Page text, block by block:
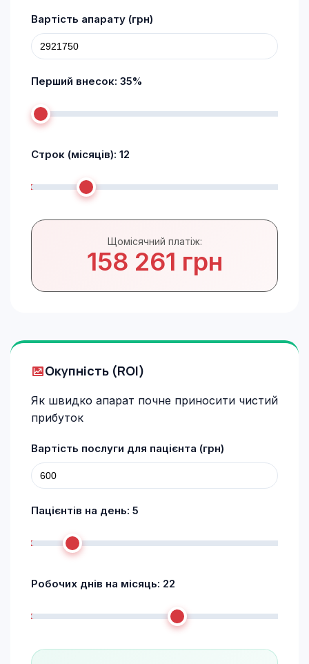
Вартість апарату (грн)
Перший внесок: 35%
Строк (місяців): 12
Щомісячний платіж:
158 261 грн
Окупність (ROI)
Як швидко апарат почне приносити чистий
прибуток
Вартість послуги для пацієнта (грн)
Пацієнтів на день: 5
Робочих днів на місяць: 22